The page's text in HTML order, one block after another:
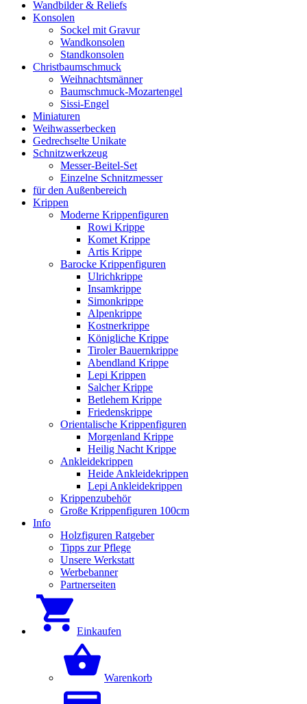
Wandbilder & Reliefs
Konsolen
Sockel mit Gravur
Wandkonsolen
Standkonsolen
Christbaumschmuck
Weihnachtsmänner
Baumschmuck-Mozartengel
Sissi-Engel
Miniaturen
Weihwasserbecken
Gedrechselte Unikate
Schnitzwerkzeug
Messer-Beitel-Set
Einzelne Schnitzmesser
für den Außenbereich
Krippen
Moderne Krippenfiguren
Rowi Krippe
Komet Krippe
Artis Krippe
Barocke Krippenfiguren
Ulrichkrippe
Insamkrippe
Simonkrippe
Alpenkrippe
Kostnerkrippe
Königliche Krippe
Tiroler Bauernkrippe
Abendland Krippe
Lepi Krippen
Salcher Krippe
Betlehem Krippe
Friedenskrippe
Orientalische Krippenfiguren
Morgenland Krippe
Heilig Nacht Krippe
Ankleidekrippen
Heide Ankleidekrippen
Lepi Ankleidekrippen
Krippenzubehör
Große Krippenfiguren 100cm
Info
Holzfiguren Ratgeber
Tipps zur Pflege
Unsere Werkstatt
Werbebanner
Partnerseiten
Einkaufen
Warenkorb